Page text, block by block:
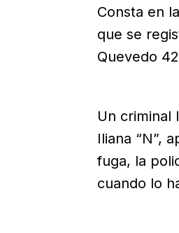
Consta en
que se
Quevedo
Un criminal
Iliana “N”,
fuga, la
cuando lo